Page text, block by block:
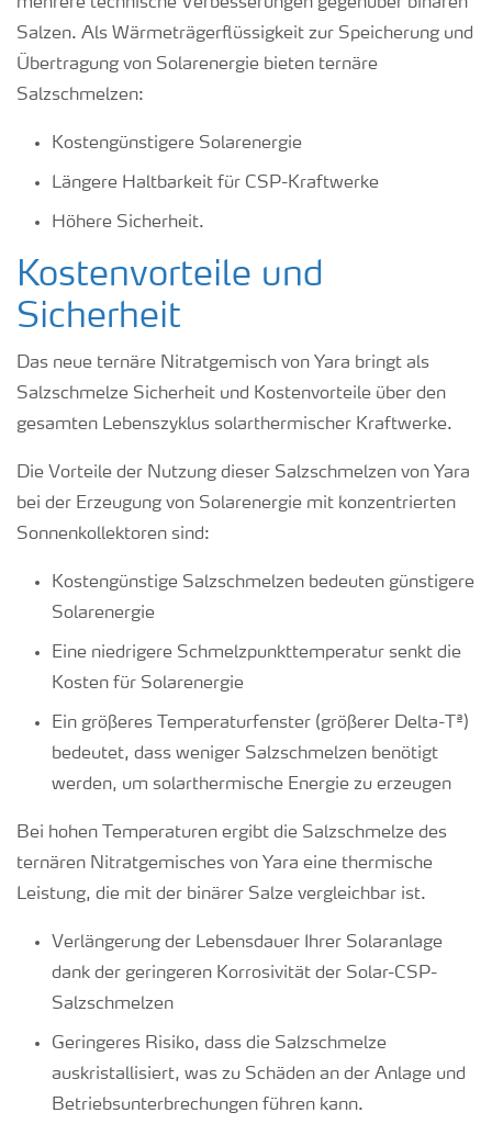
Salzen. Als Wärmeträgerflüssigkeit zur Speicherung und
Übertragung von Solarenergie bieten ternäre
Salzschmelzen:
Kostengünstigere Solarenergie
Längere Haltbarkeit für CSP-Kraftwerke
Höhere Sicherheit.
Kostenvorteile und
Sicherheit
Das neue ternäre Nitratgemisch von Yara bringt als
Salzschmelze Sicherheit und Kostenvorteile über den
gesamten Lebenszyklus solarthermischer Kraftwerke.
Die Vorteile der Nutzung dieser Salzschmelzen von Yara
bei der Erzeugung von Solarenergie mit konzentrierten
Sonnenkollektoren sind:
Kostengünstige Salzschmelzen bedeuten günstigere
Solarenergie
Eine niedrigere Schmelzpunkttemperatur senkt die
Kosten für Solarenergie
Ein größeres Temperaturfenster (größerer Delta-Tª)
bedeutet, dass weniger Salzschmelzen benötigt
werden, um solarthermische Energie zu erzeugen
Bei hohen Temperaturen ergibt die Salzschmelze des
ternären Nitratgemisches von Yara eine thermische
Leistung, die mit der binärer Salze vergleichbar ist.
Verlängerung der Lebensdauer Ihrer Solaranlage
dank der geringeren Korrosivität der Solar-CSP-
Salzschmelzen
Geringeres Risiko, dass die Salzschmelze
auskristallisiert, was zu Schäden an der Anlage und
Betriebsunterbrechungen führen kann.